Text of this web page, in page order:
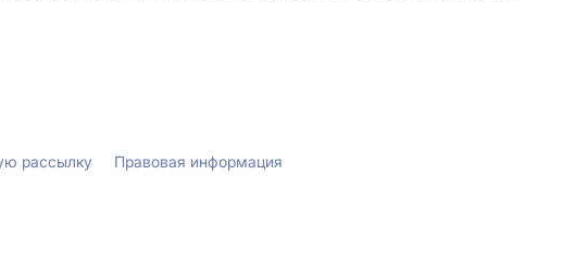
рассылку Правовая информация